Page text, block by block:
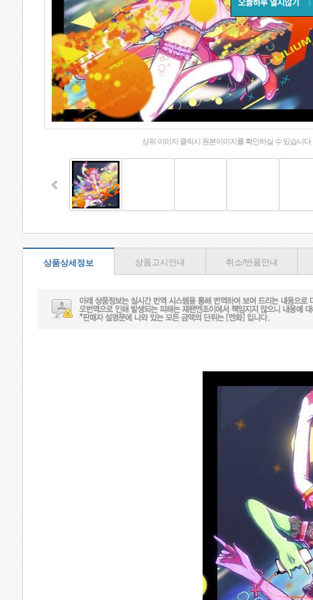
상위 이미지 클릭시 원본이미지를 확인하실 수 있습니다
상품상세정보 상품고시안내 취소/반품안내